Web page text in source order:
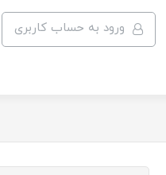
ورود به حساب کاربری